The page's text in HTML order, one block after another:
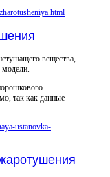
вещества,
модели.
так как данные